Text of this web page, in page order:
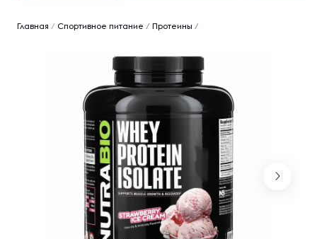
Главная / Спортивное питание / Протеины /